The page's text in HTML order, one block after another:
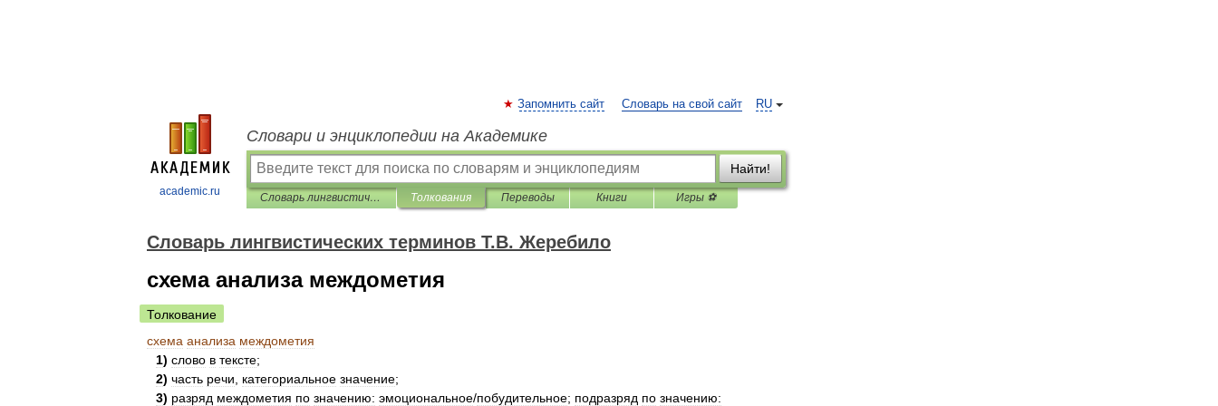
academic.ru
RU
Запомнить сайт Словарь на свой сайт
Словари и энциклопедии на Академике
Найти!
Словарь лингвистических терминов Т.В. Жеребило Толкования Переводы Книги Игры ⚽
Словарь лингвистических терминов Т.В. Жеребило
схема анализа междометия
Толкование
схема анализа междометия
1) слово в тексте;
2) часть речи категориальное значение;
3) разряд междометия по значению: эмоциональное/побудительное; подразряд по значению: